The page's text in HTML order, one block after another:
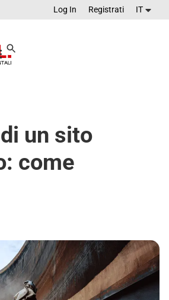
Log In Registrati IT
un sito
come